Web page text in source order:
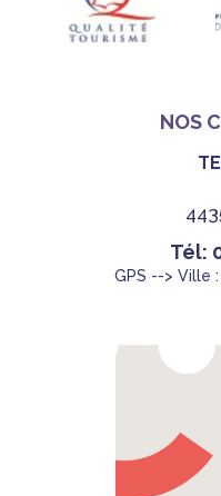
NOS
Tél:
GPS --> Ville